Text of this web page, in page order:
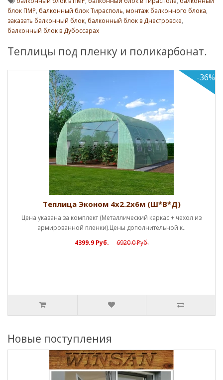
блок ПМР, балконный блок Тирасполь, монтаж балконного блока,
заказать балконный блок, балконный блок в Днестровске,
балконный блок в Дубоссарах
Теплицы под пленку и поликарбонат.
Теплица 4х2.6х8м (Ш*В*Д)
Успей купить по старым ценам!!!Начальная цена
каркас (1 дверь, 2 форточки). Цены полн..
9288.4 Руб.
Новые поступления